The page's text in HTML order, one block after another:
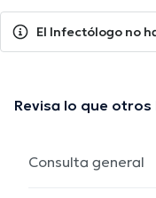
El Infectólogo no
Revisa lo que
Consulta general